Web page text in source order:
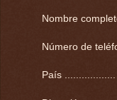
Nombre
Número de
País ..................